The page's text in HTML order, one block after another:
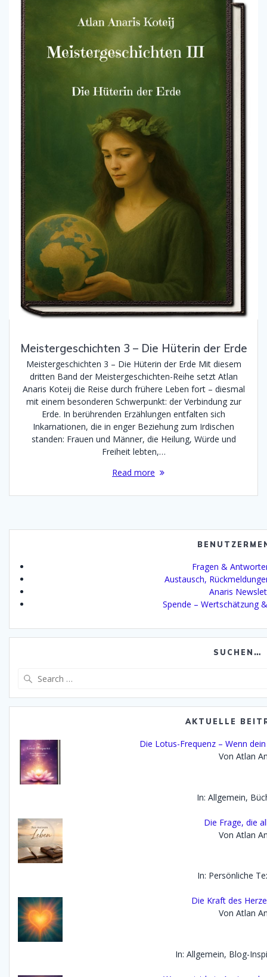
Meistergeschichten 3 – Die Hüterin der Erde
Meistergeschichten 3 – Die Hüterin der Erde Mit diesem
dritten Band der Meistergeschichten-Reihe setzt Atlan
Anaris Koteij die Reise durch frühere Leben fort – diesmal
mit einem besonderen Schwerpunkt: der Verbindung zur
Erde. In berührenden Erzählungen entfalten sich
Inkarnationen, die in enger Beziehung zum Irdischen
standen: Frauen und Männer, die Heilung, Würde und
Freiheit lebten,…
Read more
Fragen &
Austausch,
Anaris
Spende – Wertschätzung
SUCHEN…
AKTUELLE
Die Lotus-Frequenz – Wenn
Von Atlan
In: Allgemein,
Die Frage, die
Von Atlan
In: Persönliche
Die Kraft des
Von Atlan
In: Allgemein, Blog-